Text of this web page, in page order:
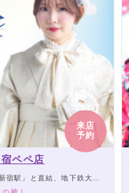
来店
予約
ペペ店
徒歩2分、JR線・地下鉄・小田急線・京王線「新宿駅」より徒歩5分